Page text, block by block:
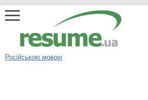
Російською мовою